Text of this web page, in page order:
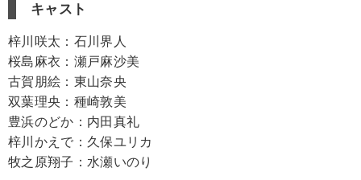
キャスト
梓川咲太：石川界人
桜島麻衣：瀬戸麻沙美
古賀朋絵：東山奈央
双葉理央：種崎敦美
豊浜のどか：内田真礼
梓川かえで：久保ユリカ
牧之原翔子：水瀬いのり